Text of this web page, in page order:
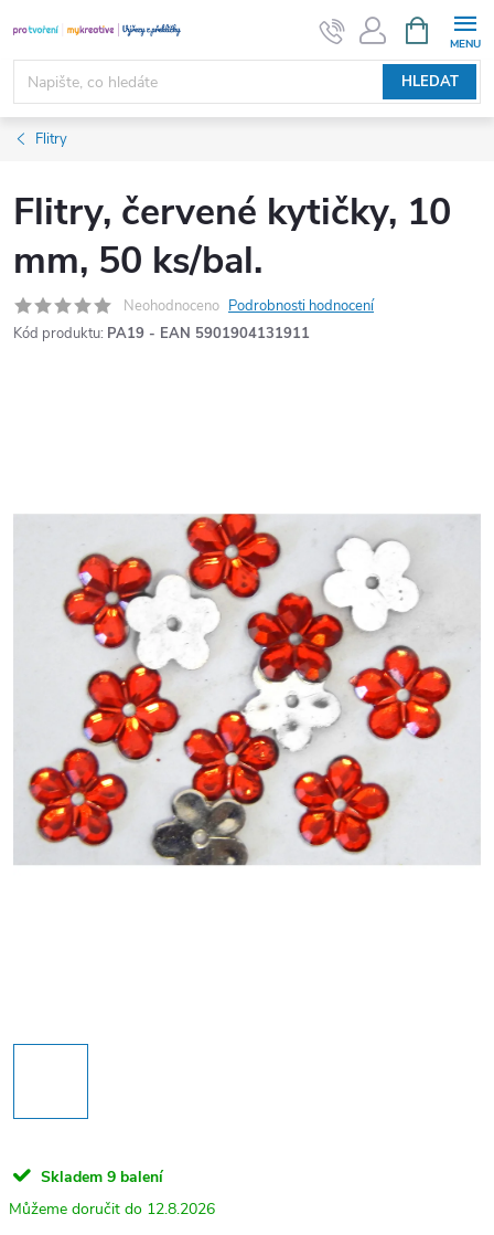
na
obsah
HLEDAT
NÁKUPNÍ
KOŠÍK
Flitry
Flitry, červené kytičky, 10
mm, 50 ks/bal.
Neohodnoceno Podrobnosti hodnocení
Kód produktu: PA19 - EAN 5901904131911
Skladem 9 balení
12.8.2026